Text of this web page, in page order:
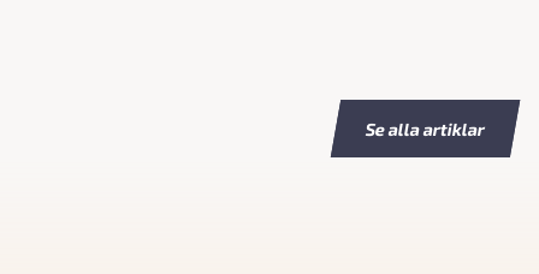
Se alla artiklar